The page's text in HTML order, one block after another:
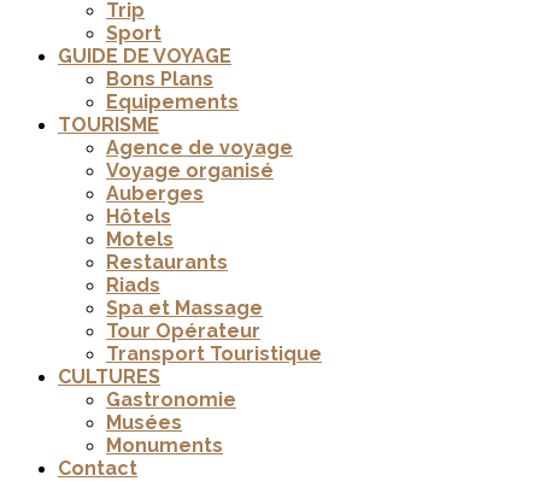
Trip
Sport
GUIDE DE VOYAGE
Bons Plans
Equipements
TOURISME
Agence de voyage
Voyage organisé
Auberges
Hôtels
Motels
Restaurants
Riads
Spa et Massage
Tour Opérateur
Transport Touristique
CULTURES
Gastronomie
Musées
Monuments
Contact